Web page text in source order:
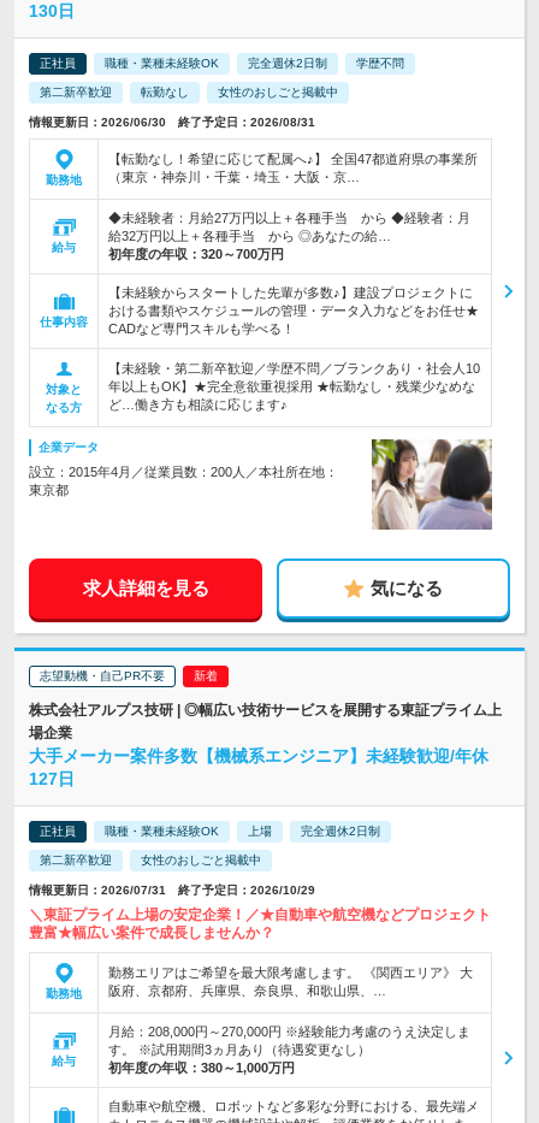
130日
正社員 職種・業種未経験OK 完全週休2日制 学歴不問
第二新卒歓迎 転勤なし 女性のおしごと掲載中
情報更新日：2026/06/30 終了予定日：2026/08/31
勤務地
【転勤なし！希望に応じて配属へ♪】 全国47都道府県の事業所
（東京・神奈川・千葉・埼玉・大阪・京…
給与
◆未経験者：月給27万円以上＋各種手当 から ◆経験者：月
給32万円以上＋各種手当 から ◎あなたの給…
初年度の年収： 320～700万円
仕事内容
【未経験からスタートした先輩が多数♪】建設プロジェクトに
おける書類やスケジュールの管理・データ入力などをお任せ★
CADなど専門スキルも学べる！
対象と
なる方
【未経験・第二新卒歓迎／学歴不問／ブランクあり・社会人10
年以上もOK】★完全意欲重視採用 ★転勤なし・残業少なめな
ど…働き方も相談に応じます♪
企業データ
設立：2015年4月／従業員数：200人／本社所在地：
東京都
求人詳細を見る 気になる
志望動機・自己PR不要
株式会社アルプス技研 | ◎幅広い技術サービスを展開する東証プライム上
場企業
大手メーカー案件多数【機械系エンジニア】未経験歓迎/年休
127日
正社員 職種・業種未経験OK 上場 完全週休2日制
第二新卒歓迎 女性のおしごと掲載中
情報更新日：2026/07/31 終了予定日：2026/10/29
＼東証プライム上場の安定企業！／★自動車や航空機などプロジェクト
豊富★幅広い案件で成長しませんか？
勤務地
勤務エリアはご希望を最大限考慮します。 《関西エリア》 大
阪府、京都府、兵庫県、奈良県、和歌山県、…
給与
月給：208,000円～270,000円 ※経験能力考慮のうえ決定しま
す。 ※試用期間3ヵ月あり（待遇変更なし）
初年度の年収： 380～1,000万円
自動車や航空機、ロボットなど多彩な分野における、最先端メ